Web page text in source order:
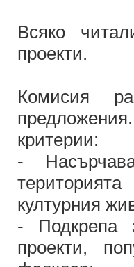
Всяко
проекти.
Комисия
критерии:
-
културния
- Подкрепа
проекти,